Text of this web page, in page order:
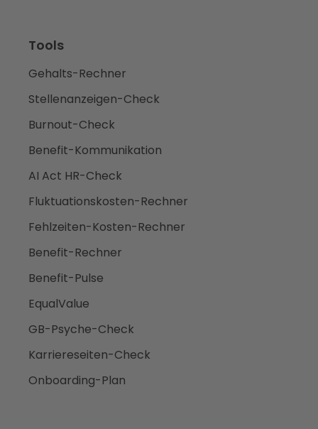
Tools
Gehalts-Rechner
Stellenanzeigen-Check
Burnout-Check
Benefit-Kommunikation
AI Act HR-Check
Fluktuationskosten-Rechner
Fehlzeiten-Kosten-Rechner
Benefit-Rechner
Benefit-Pulse
EqualValue
GB-Psyche-Check
Karriereseiten-Check
Onboarding-Plan